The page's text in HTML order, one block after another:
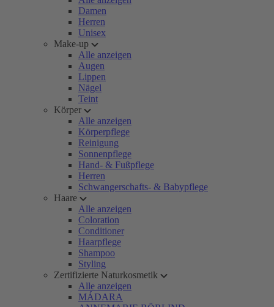
Damen
Herren
Unisex
Make-up
Alle anzeigen
Augen
Lippen
Nägel
Teint
Körper
Alle anzeigen
Körperpflege
Reinigung
Sonnenpflege
Hand- & Fußpflege
Herren
Schwangerschafts- & Babypflege
Haare
Alle anzeigen
Coloration
Conditioner
Haarpflege
Shampoo
Styling
Zertifizierte Naturkosmetik
Alle anzeigen
MÁDARA